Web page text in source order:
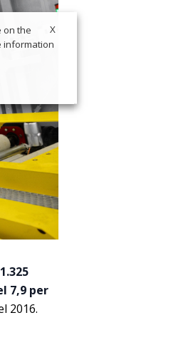
7,9 per
2016.
X
on the
information